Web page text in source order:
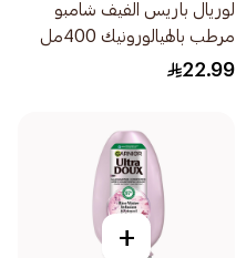
لوريال باريس الفيف شامبو
مرطب بالهيالورونيك 400مل
22.99
+